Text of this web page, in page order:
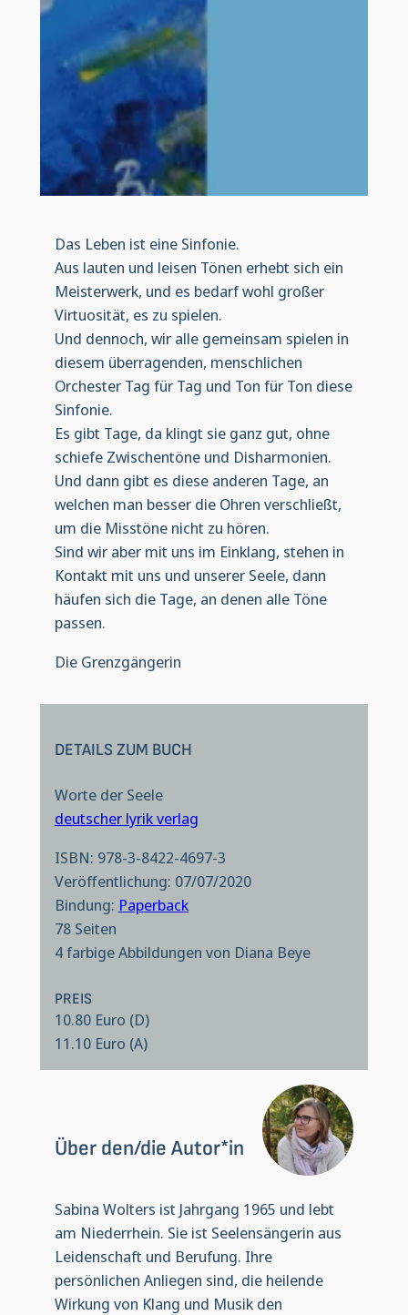
Das Leben ist eine Sinfonie.
Aus lauten und leisen Tönen erhebt sich ein
Meisterwerk, und es bedarf wohl großer
Virtuosität, es zu spielen.
Und dennoch, wir alle gemeinsam spielen in
diesem überragenden, menschlichen
Orchester Tag für Tag und Ton für Ton diese
Sinfonie.
Es gibt Tage, da klingt sie ganz gut, ohne
schiefe Zwischentöne und Disharmonien.
Und dann gibt es diese anderen Tage, an
welchen man besser die Ohren verschließt,
um die Misstöne nicht zu hören.
Sind wir aber mit uns im Einklang, stehen in
Kontakt mit uns und unserer Seele, dann
häufen sich die Tage, an denen alle Töne
passen.
Die Grenzgängerin
DETAILS ZUM BUCH
Worte der Seele
deutscher lyrik verlag
ISBN: 978-3-8422-4697-3
Veröffentlichung: 07/07/2020
Bindung: Paperback
78 Seiten
4 farbige Abbildungen von Diana Beye
PREIS
10.80 Euro (D)
11.10 Euro (A)
Über den/die Autor*in
Sabina Wolters ist Jahrgang 1965 und lebt
am Niederrhein. Sie ist Seelensängerin aus
Leidenschaft und Berufung. Ihre
persönlichen Anliegen sind, die heilende
Wirkung von Klang und Musik den